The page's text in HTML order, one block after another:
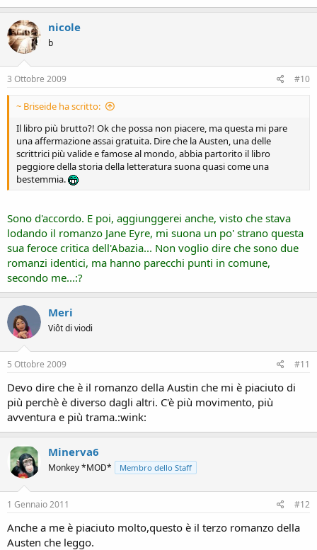
nicole
b
3 Ottobre 2009 #10
~ Briseide ha scritto:
Il libro più brutto?! Ok che possa non piacere, ma questa mi pare
una affermazione assai gratuita. Dire che la Austen, una delle
scrittrici più valide e famose al mondo, abbia partorito il libro
peggiore della storia della letteratura suona quasi come una
bestemmia.
Sono d'accordo. E poi, aggiunggerei anche, visto che stava
lodando il romanzo Jane Eyre, mi suona un po' strano questa
sua feroce critica dell'Abazia... Non voglio dire che sono due
romanzi identici, ma hanno parecchi punti in comune,
secondo me...:?
Meri
Viôt di viodi
5 Ottobre 2009 #11
Devo dire che è il romanzo della Austin che mi è piaciuto di
più perchè è diverso dagli altri. C'è più movimento, più
avventura e più trama.:wink:
Minerva6
Monkey *MOD* Membro dello Staff
1 Gennaio 2011 #12
Anche a me è piaciuto molto,questo è il terzo romanzo della
Austen che leggo.